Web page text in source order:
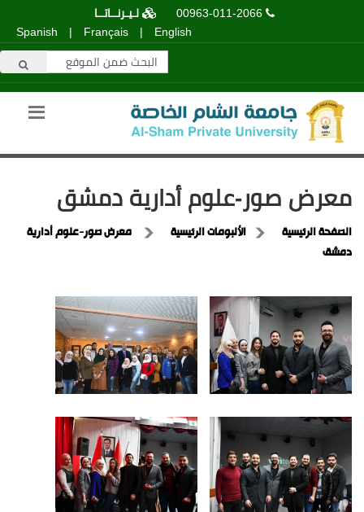
00963-011-2066
لـيـرنــاتــا
English
|
Français
|
Spanish
معرض صور-علوم أدارية دمشق
الصفحة الرئيسية الألبومات الرئيسية
معرض صور-علوم أدارية
دمشق